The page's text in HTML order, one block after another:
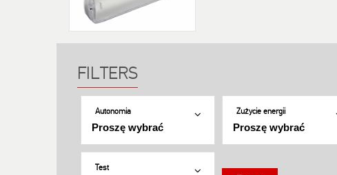
Autonomia Zużycie energii
Test